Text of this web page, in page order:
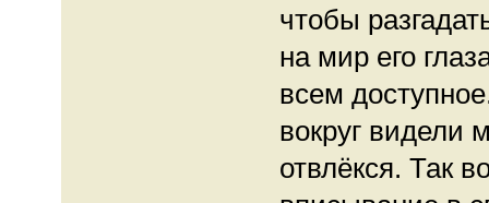
чтобы
на мир его
всем
вокруг видели
отвлёкся. Так